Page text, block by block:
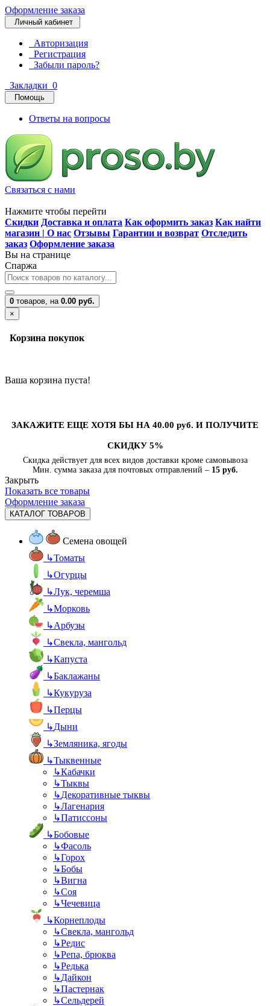
Оформление заказа
Личный кабинет
Авторизация
Регистрация
Забыли пароль?
Закладки 0
Помощь
Ответы на вопросы
Связаться с нами
Нажмите чтобы перейти
Скидки Доставка и оплата Как оформить заказ Как найти
магазин | О нас Отзывы Гарантии и возврат Отследить
заказ Оформление заказа
Вы на странице
Спаржа
0 товаров, на 0.00 руб.
×
Корзина покупок
Ваша корзина пуста!
ЗАКАЖИТЕ ЕЩЕ ХОТЯ БЫ НА 40.00 руб. И ПОЛУЧИТЕ
СКИДКУ 5%
Скидка действует для всех видов доставки кроме самовывоза
Мин. сумма заказа для почтовых отправлений – 15 руб.
Закрыть
Показать все товары
Оформление заказа
КАТАЛОГ ТОВАРОВ
Семена овощей
↳Томаты
↳Огурцы
↳Лук, черемша
↳Морковь
↳Арбузы
↳Свекла, мангольд
↳Капуста
↳Баклажаны
↳Кукуруза
↳Перцы
↳Дыни
↳Земляника, ягоды
↳Тыквенные
↳Кабачки
↳Тыквы
↳Декоративные тыквы
↳Лагенария
↳Патиссоны
↳Бобовые
↳Фасоль
↳Горох
↳Бобы
↳Вигна
↳Соя
↳Чечевица
↳Корнеплоды
↳Свекла, мангольд
↳Редис
↳Репа, брюква
↳Редька
↳Дайкон
↳Пастернак
↳Сельдерей